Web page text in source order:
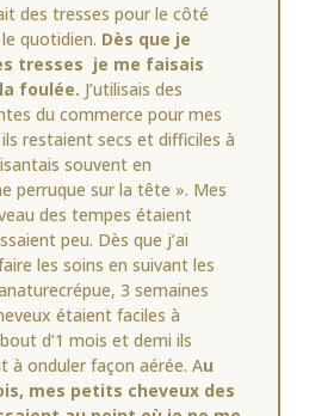
des tresses pour le côté
quotidien. Dès que je
tresses je me faisais
foulée. J’utilisais des
du commerce pour mes
restaient secs et difficiles à
souvent en
perruque sur la tête ». Mes
des tempes étaient
peu. Dès que j’ai
les soins en suivant les
3 semaines
étaient faciles à
d’1 mois et demi ils
à onduler façon aérée. Au
mes petits cheveux des